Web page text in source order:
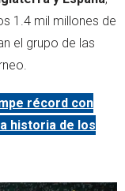
1.4 mil millones de
el grupo de las
récord con
historia de los